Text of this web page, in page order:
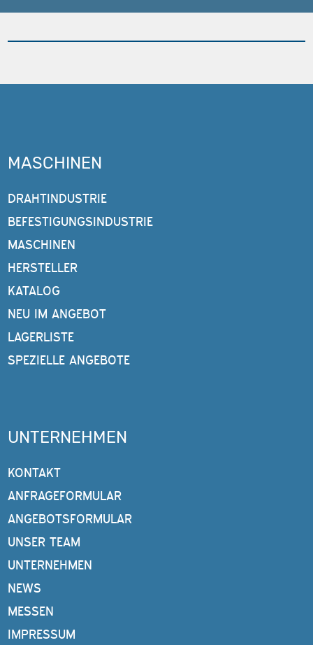
MASCHINEN
DRAHTINDUSTRIE
BEFESTIGUNGSINDUSTRIE
MASCHINEN
HERSTELLER
KATALOG
NEU IM ANGEBOT
LAGERLISTE
SPEZIELLE ANGEBOTE
UNTERNEHMEN
KONTAKT
ANFRAGEFORMULAR
ANGEBOTSFORMULAR
UNSER TEAM
UNTERNEHMEN
NEWS
MESSEN
IMPRESSUM